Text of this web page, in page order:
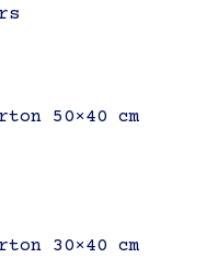
50×40 cm
30×40 cm